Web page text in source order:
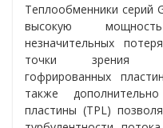
Теплообменники серий
высокую
незначительных
точки зрения
гофрированных
также
пластины (TPL)